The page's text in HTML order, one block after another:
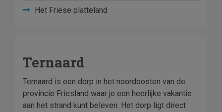
Het Friese platteland
Ternaard
Ternaard is een dorp in het noordoosten van de
provincie Friesland waar je een heerlijke vakantie
aan het strand kunt beleven. Het dorp ligt direct